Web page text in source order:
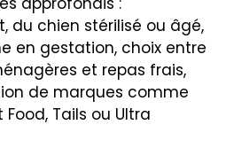
du chien stérilisé ou âgé,
en gestation, choix entre
et repas frais,
de marques comme
Food, Tails ou Ultra